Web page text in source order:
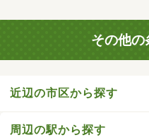
その他
近辺の市区から探す
周辺の駅から探す